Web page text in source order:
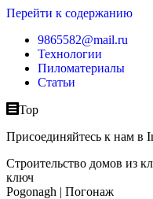
Перейти к содержанию
9865582@mail.ru
Технологии
Пиломатериалы
Статьи
Top
Присоединяйтесь к нам в
Строительство домов из
ключ
Pogonagh | Погонаж